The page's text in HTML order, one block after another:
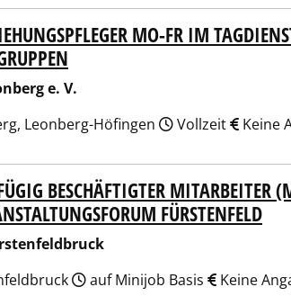
MO-FR IM
e. V.
Leonberg-Höfingen
Vollzeit Keine
BESCHÄFTIGTER MITARBEITER
FÜRSTENFELD
auf Minijob Basis Keine